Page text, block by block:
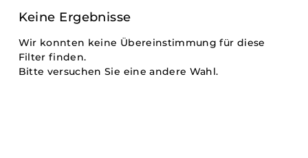
Keine Ergebnisse
Wir konnten keine Übereinstimmung für diese
Filter finden.
Bitte versuchen Sie eine andere Wahl.